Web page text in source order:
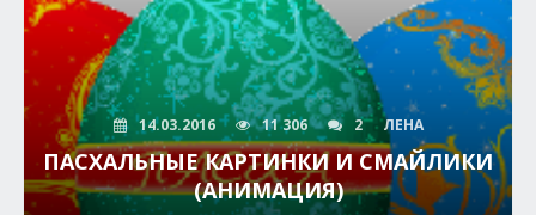
14.03.2016 11 306 2 ЛЕНА
ПАСХАЛЬНЫЕ КАРТИНКИ И СМАЙЛИКИ
(АНИМАЦИЯ)